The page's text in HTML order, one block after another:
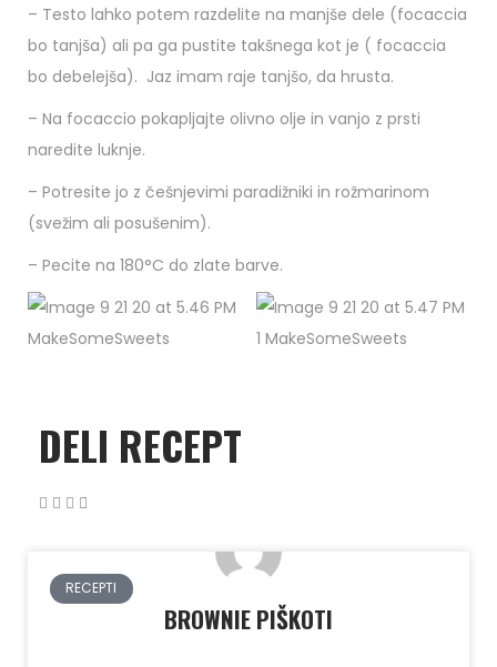
– Testo lahko potem razdelite na manjše dele (focaccia
bo tanjša) ali pa ga pustite takšnega kot je ( focaccia
bo debelejša). Jaz imam raje tanjšo, da hrusta.
– Na focaccio pokapljajte olivno olje in vanjo z prsti
naredite luknje.
– Potresite jo z češnjevimi paradižniki in rožmarinom
(svežim ali posušenim).
– Pecite na 180°C do zlate barve.
DELI RECEPT
RECEPTI
BROWNIE PIŠKOTI